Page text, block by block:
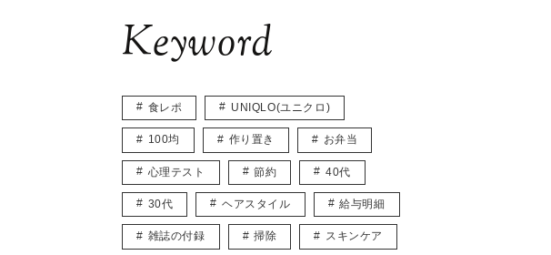
Keyword
食レポ UNIQLO(ユニクロ)
100均 作り置き お弁当
心理テスト 節約 40代
30代 ヘアスタイル 給与明細
雑誌の付録 掃除 スキンケア